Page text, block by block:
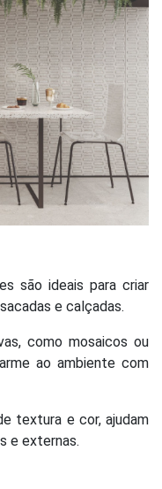
são ideais para criar
e calçadas.
como mosaicos ou
ao ambiente com
textura e cor, ajudam
e externas.